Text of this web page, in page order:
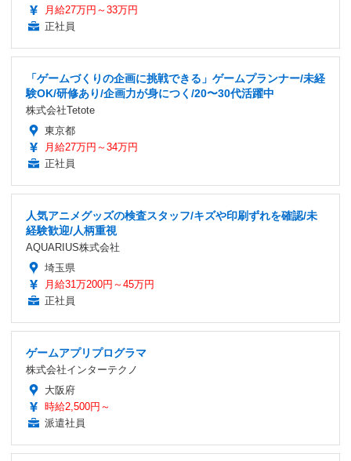
月給27万円～33万円
正社員
「ゲームづくりの企画に挑戦できる」ゲームプランナー/未経
験OK/研修あり/企画力が身につく/20〜30代活躍中
株式会社Tetote
東京都
月給27万円～34万円
正社員
人気アニメグッズの検査スタッフ/キズや印刷ずれを確認/未
経験歓迎/人柄重視
AQUARIUS株式会社
埼玉県
月給31万200円～45万円
正社員
ゲームアプリプログラマ
株式会社インターテクノ
大阪府
時給2,500円～
派遣社員